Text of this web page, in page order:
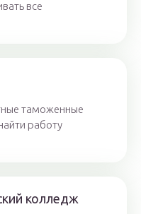
все
таможенные
работу
колледж